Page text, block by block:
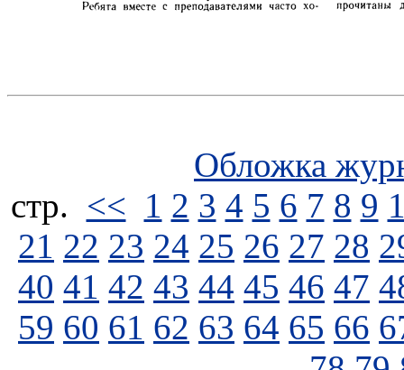
Обложка
стp. << 1 2 3 4 5 6 7 8 9
21 22 23 24 25 26 27 28
40 41 42 43 44 45 46 47
59 60 61 62 63 64 65 66